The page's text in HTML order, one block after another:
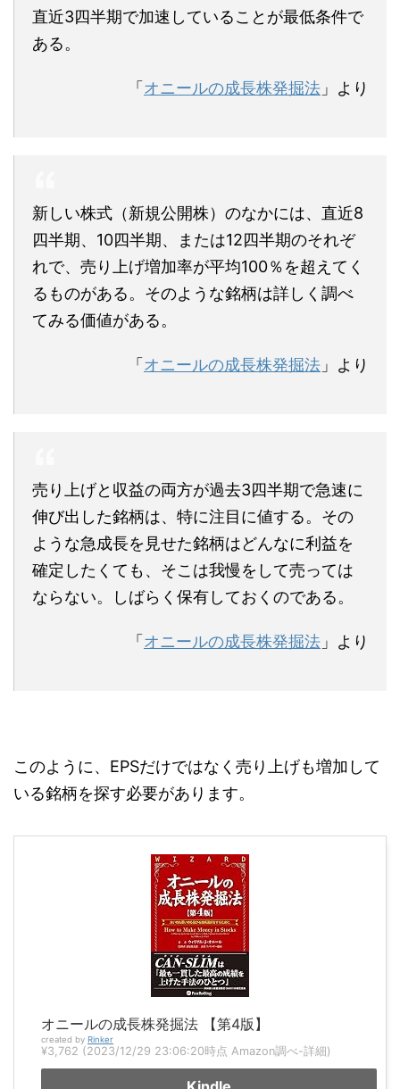
直近3四半期で加速していることが最低条件で
ある。
「オニールの成長株発掘法 」より
新しい株式（新規公開株）のなかには、直近8
四半期、10四半期、または12四半期のそれぞ
れで、売り上げ増加率が平均100％を超えてく
るものがある。そのような銘柄は詳しく調べ
てみる価値がある。
「オニールの成長株発掘法 」より
売り上げと収益の両方が過去3四半期で急速に
伸び出した銘柄は、特に注目に値する。その
ような急成長を見せた銘柄はどんなに利益を
確定したくても、そこは我慢をして売っては
ならない。しばらく保有しておくのである。
「オニールの成長株発掘法 」より
このように、EPSだけではなく売り上げも増加して
いる銘柄を探す必要があります。
オニールの成長株発掘法 【第4版】
created by Rinker
¥3,762 (2023/12/29 23:06:20時点 Amazon調べ-詳細)